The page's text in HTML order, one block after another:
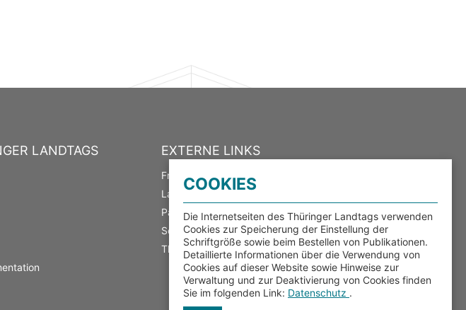
LANDTAGS EXTERNE LINKS
Freistaat Thüringen
Landeswahlleiter
Parlamentsspiegel
Serviceportal Thüringen
Thüringer Transparenzportal
COOKIES
Die Internetseiten des Thüringer Landtags verwenden
Cookies zur Speicherung der Einstellung der
Schriftgröße sowie beim Bestellen von Publikationen.
Detaillierte Informationen über die Verwendung von
Cookies auf dieser Website sowie Hinweise zur
Verwaltung und zur Deaktivierung von Cookies finden
Sie im folgenden Link: Datenschutz .